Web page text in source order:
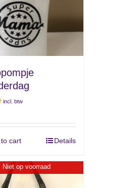
incl. btw
cart Details
Niet op voorraad